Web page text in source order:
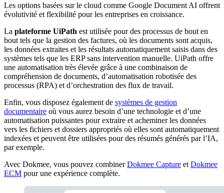
Les options basées sur le cloud comme Google Document AI offrent
évolutivité et flexibilité pour les entreprises en croissance.
La plateforme UiPath est utilisée pour des processus de bout en
bout tels que la gestion des factures, où les documents sont acquis,
les données extraites et les résultats automatiquement saisis dans des
systèmes tels que les ERP sans intervention manuelle. UiPath offre
une automatisation très élevée grâce à une combinaison de
compréhension de documents, d’automatisation robotisée des
processus (RPA) et d’orchestration des flux de travail.
Enfin, vous disposez également de systèmes de gestion
documentaire où vous aurez besoin d’une technologie et d’une
automatisation puissantes pour extraire et acheminer les données
vers les fichiers et dossiers appropriés où elles sont automatiquement
indexées et peuvent être utilisées pour des résumés générés par l’IA,
par exemple.
Avec Dokmee, vous pouvez combinerDokmee Capture et Dokmee
ECM pour une expérience complète.